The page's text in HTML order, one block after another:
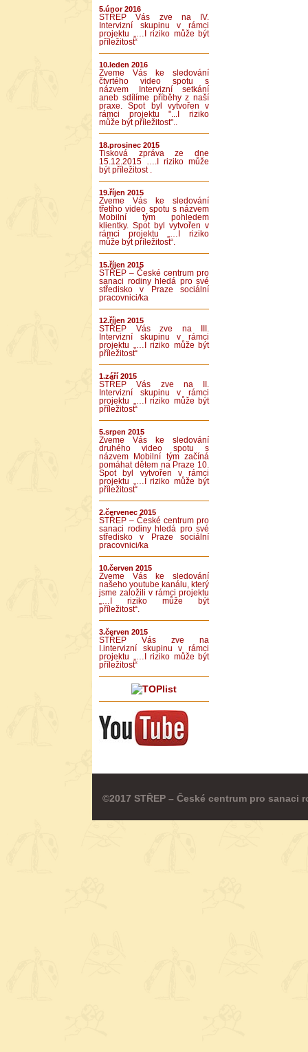
5.únor 2016
STŘEP Vás zve na IV.
Intervizní skupinu v rámci
projektu „…I riziko může být
příležitost“
10.leden 2016
Zveme Vás ke sledování
čtvrtého video spotu s
názvem Intervizní setkání
aneb sdílíme příběhy z naší
praxe. Spot byl vytvořen v
rámci projektu "...I riziko
může být příležitost"..
18.prosinec 2015
Tisková zpráva ze dne
15.12.2015 ….I riziko může
být příležitost .
19.říjen 2015
Zveme Vás ke sledování
třetího video spotu s názvem
Mobilní tým pohledem
klientky. Spot byl vytvořen v
rámci projektu „…I riziko
může být příležitost“.
15.říjen 2015
STŘEP – České centrum pro
sanaci rodiny hledá pro své
středisko v Praze sociální
pracovnici/ka
12.říjen 2015
STŘEP Vás zve na III.
Intervizní skupinu v rámci
projektu „…I riziko může být
příležitost“
1.září 2015
STŘEP Vás zve na II.
Intervizní skupinu v rámci
projektu „…I riziko může být
příležitost“
5.srpen 2015
Zveme Vás ke sledování
druhého video spotu s
názvem Mobilní tým začíná
pomáhat dětem na Praze 10.
Spot byl vytvořen v rámci
projektu „…I riziko může být
příležitost“
2.červenec 2015
STŘEP – České centrum pro
sanaci rodiny hledá pro své
středisko v Praze sociální
pracovnici/ka
10.červen 2015
Zveme Vás ke sledování
našeho youtube kanálu, který
jsme založili v rámci projektu
„…I riziko může být
příležitost“.
3.červen 2015
STŘEP Vás zve na
I.intervizní skupinu v rámci
projektu „…I riziko může být
příležitost“
©2017 STŘEP – České centrum pro sanaci